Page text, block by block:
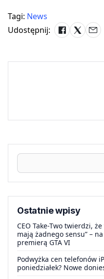
Tagi: News
Udostępnij:
Ostatnie wpisy
CEO Take-Two twierdzi,
mają żadnego sensu” –
premierą GTA VI
Podwyżka cen telefonów
poniedziałek? Nowe